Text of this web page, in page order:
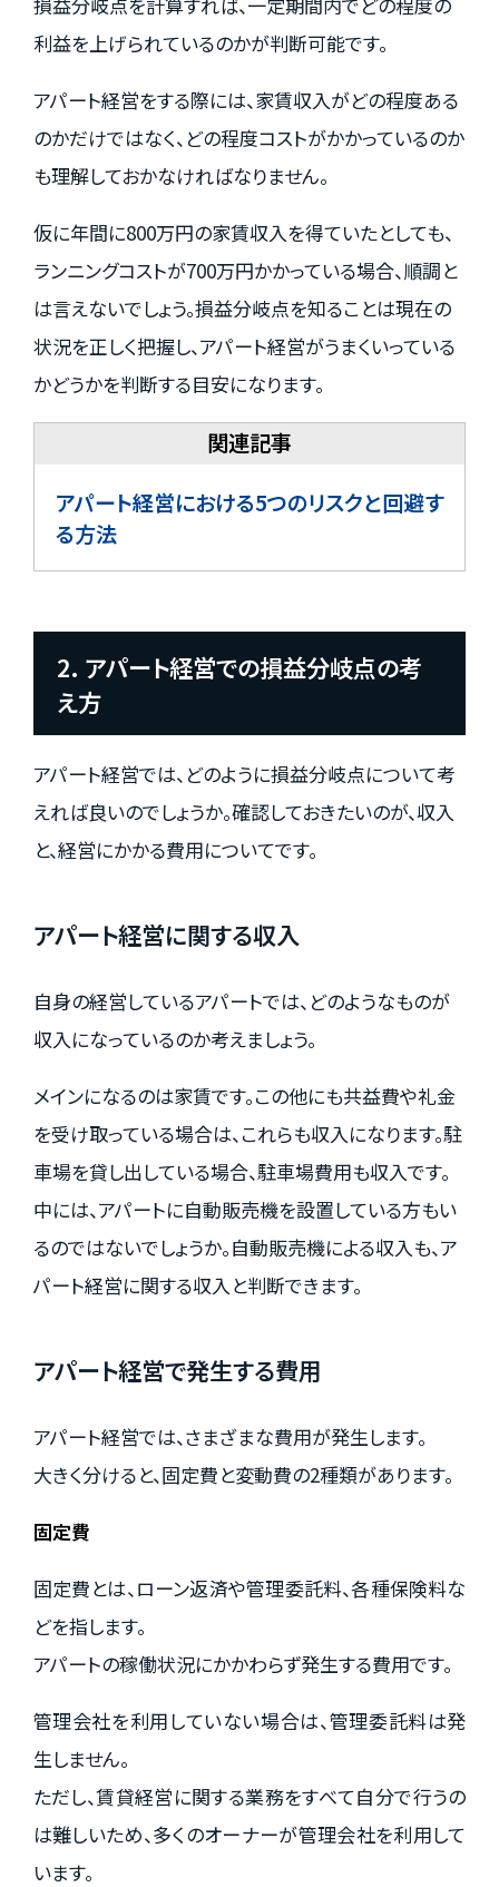
利益を上げられているのかが判断可能です。
アパート経営をする際には、家賃収入がどの程度ある
のかだけではなく、どの程度コストがかかっているのか
も理解しておかなければなりません。
仮に年間に800万円の家賃収入を得ていたとしても、
ランニングコストが700万円かかっている場合、順調と
は言えないでしょう。損益分岐点を知ることは現在の
状況を正しく把握し、アパート経営がうまくいっている
かどうかを判断する目安になります。
アパート経営における5つのリスクと回避す
る方法
2. アパート経営での損益分岐点の考
え方
アパート経営では、どのように損益分岐点について考
えれば良いのでしょうか。確認しておきたいのが、収入
と、経営にかかる費用についてです。
アパート経営に関する収入
自身の経営しているアパートでは、どのようなものが
収入になっているのか考えましょう。
メインになるのは家賃です。この他にも共益費や礼金
を受け取っている場合は、これらも収入になります。駐
車場を貸し出している場合、駐車場費用も収入です。
中には、アパートに自動販売機を設置している方もい
るのではないでしょうか。自動販売機による収入も、ア
パート経営に関する収入と判断できます。
アパート経営で発生する費用
アパート経営では、さまざまな費用が発生します。
大きく分けると、固定費と変動費の2種類があります。
固定費
固定費とは、ローン返済や管理委託料、各種保険料な
どを指します。
アパートの稼働状況にかかわらず発生する費用です。
管理会社を利用していない場合は、管理委託料は発
生しません。
ただし、賃貸経営に関する業務をすべて自分で行うの
は難しいため、多くのオーナーが管理会社を利用して
います。